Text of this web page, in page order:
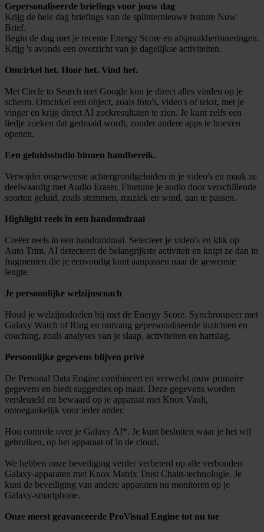
Gepersonaliseerde briefings voor jouw dag
Krijg de hele dag briefings van de splinternieuwe feature Now
Brief.
Begin de dag met je recente Energy Score en afspraakherinneringen.
Krijg 's avonds een overzicht van je dagelijkse activiteiten.
Omcirkel het. Hoor het. Vind het.
Met Circle to Search met Google kun je direct alles vinden op je
scherm. Omcirkel een object, zoals foto's, video's of tekst, met je
vinger en krijg direct AI zoekresultaten te zien. Je kunt zelfs een
liedje zoeken dat gedraaid wordt, zonder andere apps te hoeven
openen.
Een geluidsstudio binnen handbereik.
Verwijder ongewenste achtergrondgeluiden in je video's en maak ze
deelwaardig met Audio Eraser. Finetune je audio door verschillende
soorten geluid, zoals stemmen, muziek en wind, aan te passen.
Highlight reels in een handomdraai
Creëer reels in een handomdraai. Selecteer je video's en klik op
Auto Trim. AI detecteert de belangrijkste activiteit en knipt ze dan in
fragmenten die je eenvoudig kunt aanpassen naar de gewenste
lengte.
Je persoonlijke welzijnscoach
Houd je welzijnsdoelen bij met de Energy Score. Synchroniseer met
Galaxy Watch of Ring en ontvang gepersonaliseerde inzichten en
coaching, zoals analyses van je slaap, activiteiten en hartslag.
Persoonlijke gegevens blijven privé
De Personal Data Engine combineert en verwerkt jouw primaire
gegevens en biedt suggesties op maat. Deze gegevens worden
versleuteld en bewaard op je apparaat met Knox Vault,
ontoegankelijk voor ieder ander.
Hou controle over je Galaxy AI*. Je kunt besluiten waar je het wil
gebruiken, op het apparaat of in de cloud.
We hebben onze beveiliging verder verbeterd op alle verbonden
Galaxy-apparaten met Knox Matrix Trust Chain-technologie. Je
kunt de beveiliging van andere apparaten nu monitoren op je
Galaxy-smartphone.
Onze meest geavanceerde ProVisual Engine tot nu toe